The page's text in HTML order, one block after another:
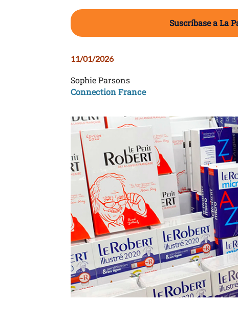
Suscríbase a La
11/01/2026
Sophie Parsons
Connection France